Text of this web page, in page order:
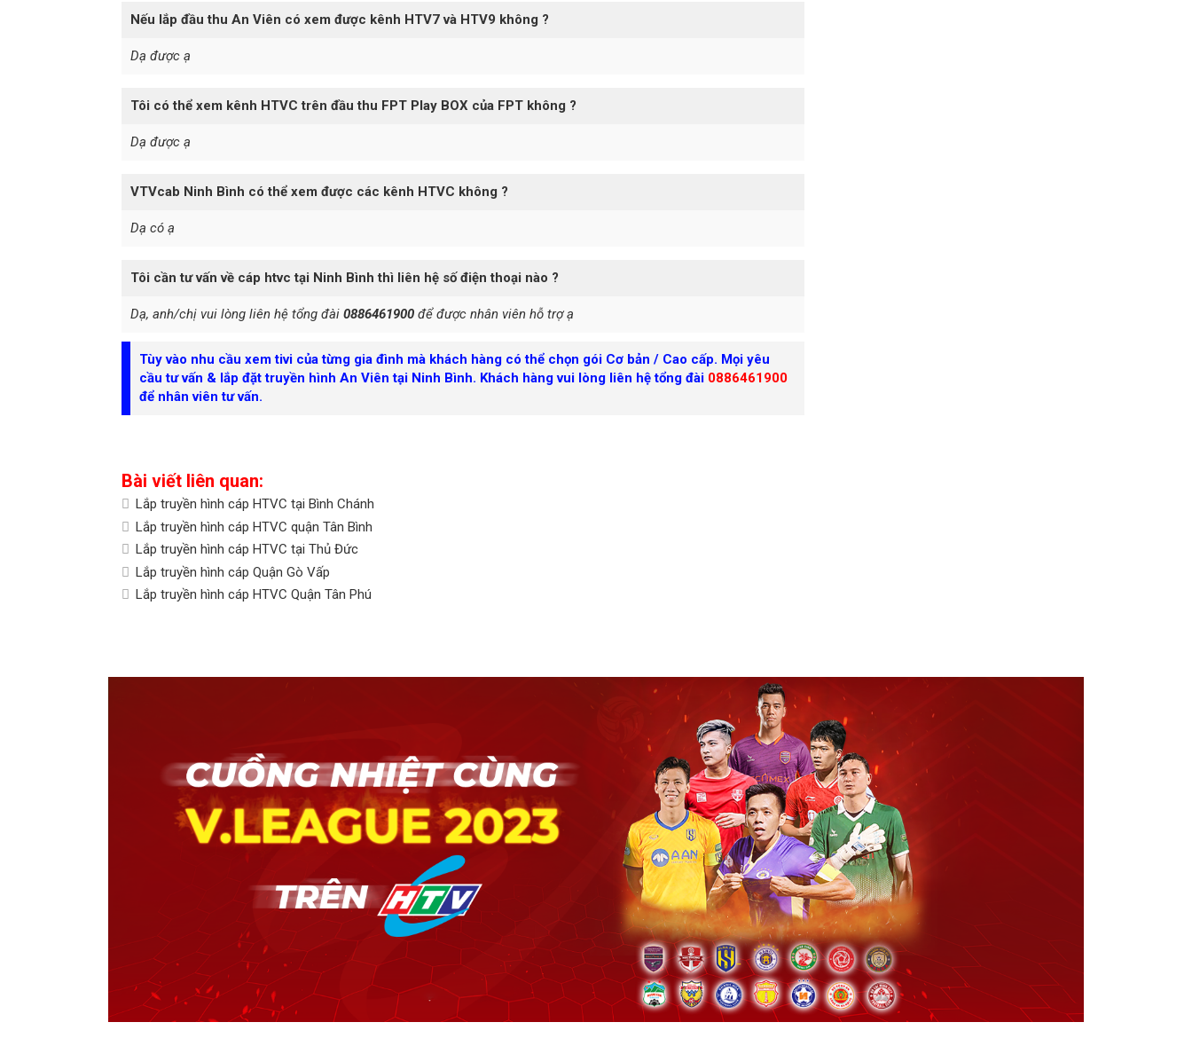
Nếu lắp đầu thu An Viên có xem được kênh HTV7 và HTV9 không ?
Dạ được ạ
Tôi có thể xem kênh HTVC trên đầu thu FPT Play BOX của FPT không ?
Dạ được ạ
VTVcab Ninh Bình có thể xem được các kênh HTVC không ?
Dạ có ạ
Tôi cần tư vấn về cáp htvc tại Ninh Bình thì liên hệ số điện thoại nào ?
Dạ, anh/chị vui lòng liên hệ tổng đài 0886461900 để được nhân viên hỗ trợ ạ
Tùy vào nhu cầu xem tivi của từng gia đình mà khách hàng có thể chọn gói Cơ bản / Cao cấp. Mọi yêu
cầu tư vấn & lắp đặt truyền hình An Viên tại Ninh Bình. Khách hàng vui lòng liên hệ tổng đài 0886461900
để nhân viên tư vấn.
Bài viết liên quan:
Lắp truyền hình cáp HTVC tại Bình Chánh
Lắp truyền hình cáp HTVC quận Tân Bình
Lắp truyền hình cáp HTVC tại Thủ Đức
Lắp truyền hình cáp Quận Gò Vấp
Lắp truyền hình cáp HTVC Quận Tân Phú